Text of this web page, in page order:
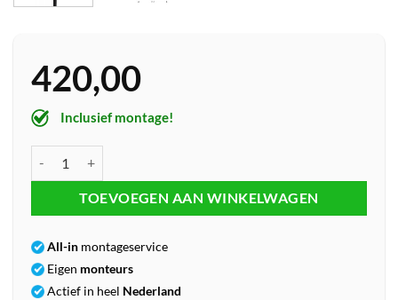
420,00
Inclusief montage!
TOEVOEGEN AAN WINKELWAGEN
All-in montageservice
Eigen monteurs
Actief in heel Nederland